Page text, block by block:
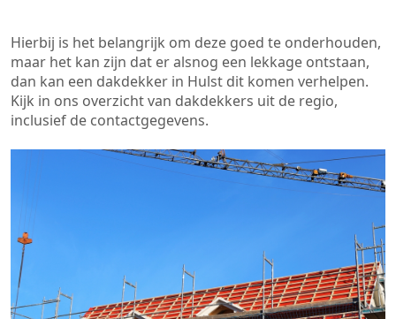
Hierbij is het belangrijk om deze goed te onderhouden,
maar het kan zijn dat er alsnog een lekkage ontstaan,
dan kan een dakdekker in Hulst dit komen verhelpen.
Kijk in ons overzicht van dakdekkers uit de regio,
inclusief de contactgegevens.